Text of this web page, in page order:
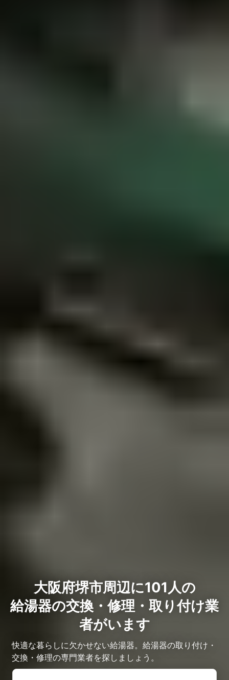
大阪府堺市周辺に101人の
給湯器の交換・修理・取り付け業
者がいます
快適な暮らしに欠かせない給湯器。給湯器の取り付け・
交換・修理の専門業者を探しましょう。